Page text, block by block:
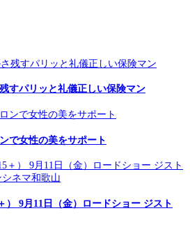
すパリッと礼儀正しい保険マン
で女性の美をサポート
） 9月11日（金）ロードショー ジスト